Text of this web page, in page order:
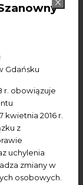
Gdańsku
r. obowiązuje
kwietnia 2016 r.
z
uchylenia
zmiany w
osobowych.
do iCal
św. Jana